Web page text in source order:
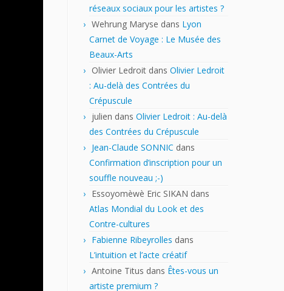
réseaux sociaux pour les artistes ?
Wehrung Maryse dans Lyon
Carnet de Voyage : Le Musée des
Beaux-Arts
Olivier Ledroit dans Olivier Ledroit
: Au-delà des Contrées du
Crépuscule
julien dans Olivier Ledroit : Au-delà
des Contrées du Crépuscule
Jean-Claude SONNIC dans
Confirmation d’inscription pour un
souffle nouveau ;-)
Essoyomèwè Eric SIKAN dans
Atlas Mondial du Look et des
Contre-cultures
Fabienne Ribeyrolles dans
L’intuition et l’acte créatif
Antoine Titus dans Êtes-vous un
artiste premium ?